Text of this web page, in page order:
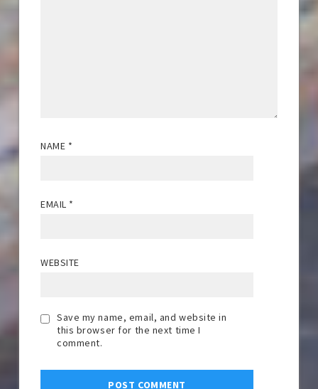
NAME *
EMAIL *
WEBSITE
Save my name, email, and website in
this browser for the next time I
comment.